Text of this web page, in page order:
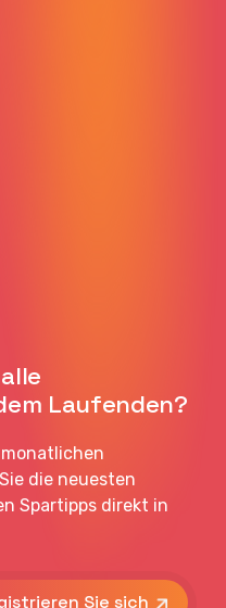
Laufenden?
die neuesten
Spartipps direkt in